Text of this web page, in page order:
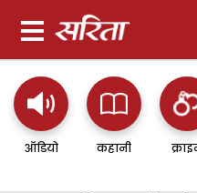
ऑडियो कहानी